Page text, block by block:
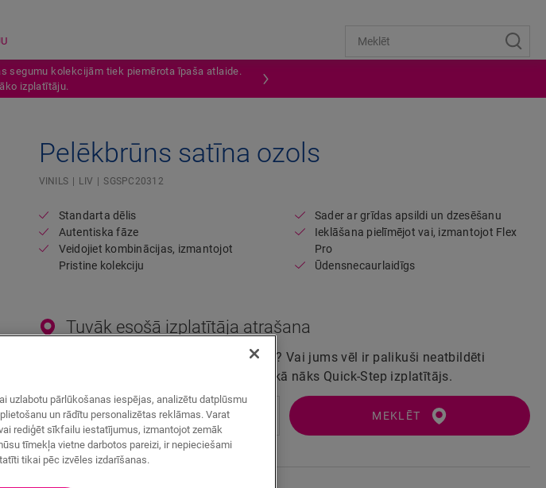
segumu kolekcijām tiek piemērota īpaša atlaide.
izplatītāju.
image in lightbox
Pelēkbrūns satīna ozols
VINILS LIV SGSPC20312
Standarta dēlis
Autentiska fāze
Veidojiet kombinācijas, izmantojot
Pristine kolekciju
Sader ar grīdas apsildi un dzesēšanu
Ieklāšana pielīmējot vai, izmantojot Flex
Pro
Ūdensnecaurlaidīgs
Tuvāk esošā izplatītāja atrašana
Vai vēlaties ātrāk redzēt šo grīdu gatavu? Vai jums vēl ir palikuši neatbildēti
jautājumi? Tas nekas! Jums vienmēr talkā nāks Quick-Step izplatītājs.
MEKLĒT
uzlabotu pārlūkošanas iespējas, analizētu datplūsmu
un rādītu personalizētas reklāmas. Varat
rediģēt sīkfailu iestatījumus, izmantojot zemāk
tīmekļa vietne darbotos pareizi, ir nepieciešami
tikai pēc izvēles izdarīšanas.